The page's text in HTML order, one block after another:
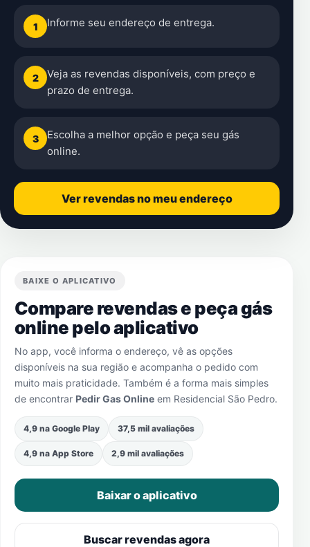
1 Informe seu endereço de entrega.
2
Veja as revendas disponíveis, com preço e
prazo de entrega.
3
Escolha a melhor opção e peça seu gás
online.
Ver revendas no meu endereço
BAIXE O APLICATIVO
Compare revendas e peça gás
online pelo aplicativo
No app, você informa o endereço, vê as opções
disponíveis na sua região e acompanha o pedido com
muito mais praticidade. Também é a forma mais simples
de encontrar Pedir Gas Online em Residencial São Pedro.
4,9 na Google Play 37,5 mil avaliações
4,9 na App Store 2,9 mil avaliações
Baixar o aplicativo
Buscar revendas agora